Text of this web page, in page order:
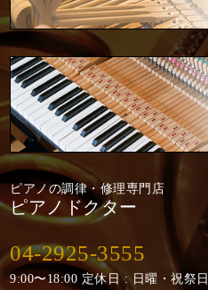
ピアノの調律・修理専門店
ピアノドクター
04-2925-3555
9:00〜18:00 定休日 : 日曜・祝祭日